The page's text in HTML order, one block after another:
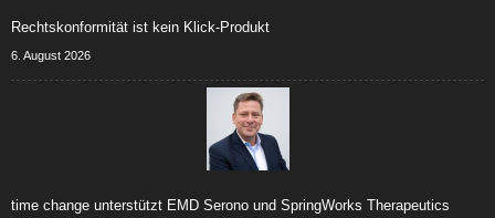
Rechtskonformität ist kein Klick-Produkt
6. August 2026
time change unterstützt EMD Serono und SpringWorks Therapeutics